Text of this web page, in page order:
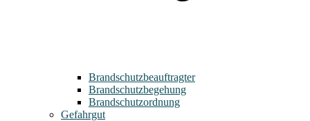
Brandschutzbeauftragter
Brandschutzbegehung
Brandschutzordnung
Gefahrgut